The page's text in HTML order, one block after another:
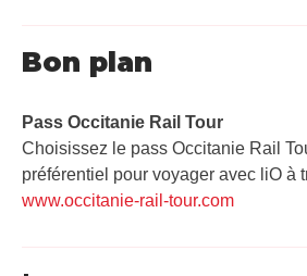
Bon plan
Pass Occitanie Rail Tour​
Choisissez le pass Occitanie Rail
préférentiel pour voyager avec liO à
www.occitanie-rail-tour.com